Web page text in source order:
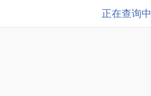
正在查询中